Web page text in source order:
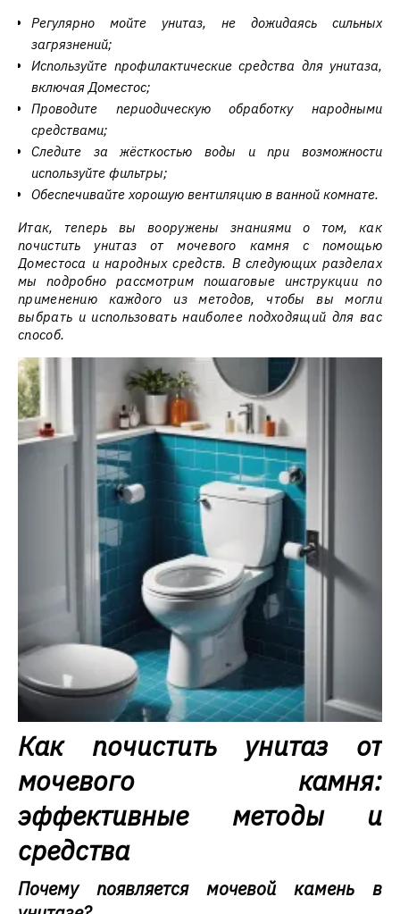
Регулярно мойте унитаз, не дожидаясь сильных
загрязнений;
Используйте профилактические средства для унитаза,
включая Доместос;
Проводите периодическую обработку народными
средствами;
Следите за жёсткостью воды и при возможности
используйте фильтры;
Обеспечивайте хорошую вентиляцию в ванной комнате.
Итак, теперь вы вооружены знаниями о том, как
почистить унитаз от мочевого камня с помощью
Доместоса и народных средств. В следующих разделах
мы подробно рассмотрим пошаговые инструкции по
применению каждого из методов, чтобы вы могли
выбрать и использовать наиболее подходящий для вас
способ.
Как почистить унитаз от
мочевого камня:
эффективные методы и
средства
Почему появляется мочевой камень в